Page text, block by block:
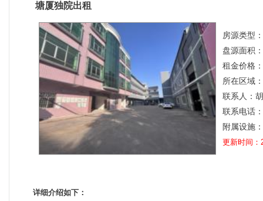
塘厦独院出租
房源类型
盘源面积
租金价格
所在区域
联系人：
联系电话
附属设施
更新时间：
详细介绍如下：